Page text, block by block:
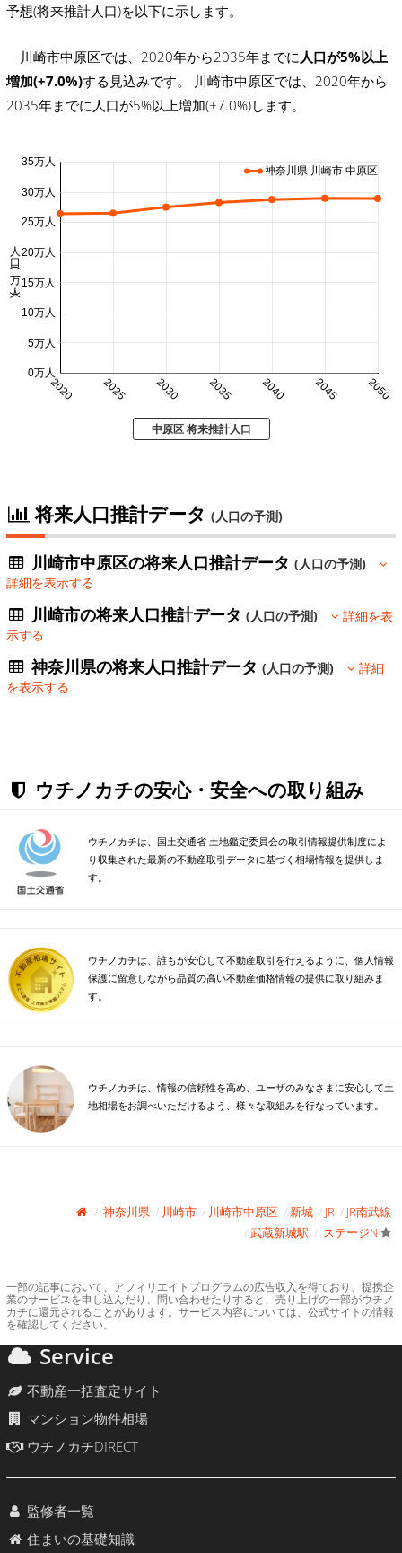
予想(将来推計人口)を以下に示します。
川崎市中原区では、2020年から2035年までに 人口が5%以上
増加(+7.0%)する見込みです。 川崎市中原区では、2020年から
2035年までに人口が5%以上増加(+7.0%)します。
2020 2025 2030 2035 2040 2045 2050
0万人
5万人
10万人
15万人
20万人
25万人
30万人
35万人
人口 (万人)
神奈川県 川崎市 中原区
中原区 将来推計人口
将来人口推計データ (人口の予測)
川崎市中原区の将来人口推計データ(人口の予測)
詳細を表示する
川崎市の将来人口推計データ(人口の予測)
詳細を表
示する
神奈川県の将来人口推計データ(人口の予測)
詳細
を表示する
ウチノカチの安心・安全への取り組み
ウチノカチは、国土交通省 土地鑑定委員会の取引情報提供制度によ
り収集された最新の不動産取引データに基づく相場情報を提供しま
す。
ウチノカチは、誰もが安心して不動産取引を行えるように、個人情報
保護に留意しながら品質の高い不動産価格情報の提供に取り組みま
す。
ウチノカチは、情報の信頼性を高め、ユーザのみなさまに安心して土
地相場をお調べいただけるよう、様々な取組みを行なっています。
神奈川県 川崎市 川崎市中原区 新城 JR
JR南武線
武蔵新城駅
ステージN
一部の記事において、アフィリエイトプログラムの広告収入を得ており、提携企
業のサービスを申し込んだり、問い合わせたりすると、売り上げの一部がウチノ
カチに還元されることがあります。サービス内容については、公式サイトの情報
を確認してください。
Service
不動産一括査定サイト
マンション物件相場
ウチノカチDIRECT
監修者一覧
住まいの基礎知識